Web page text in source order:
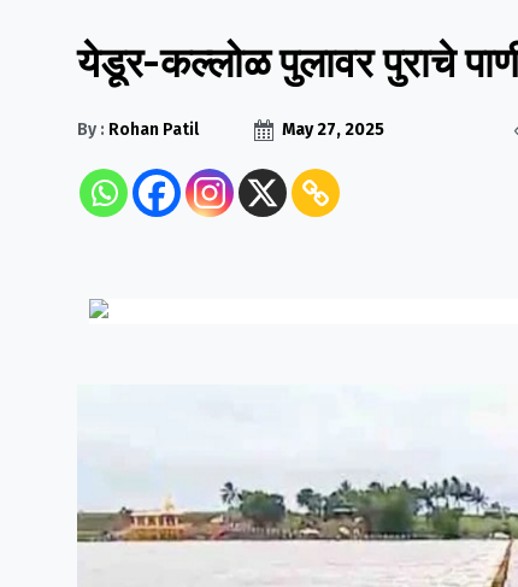
येडूर-कल्लोळ पुलावर पुराचे
By : Rohan Patil May 27, 2025